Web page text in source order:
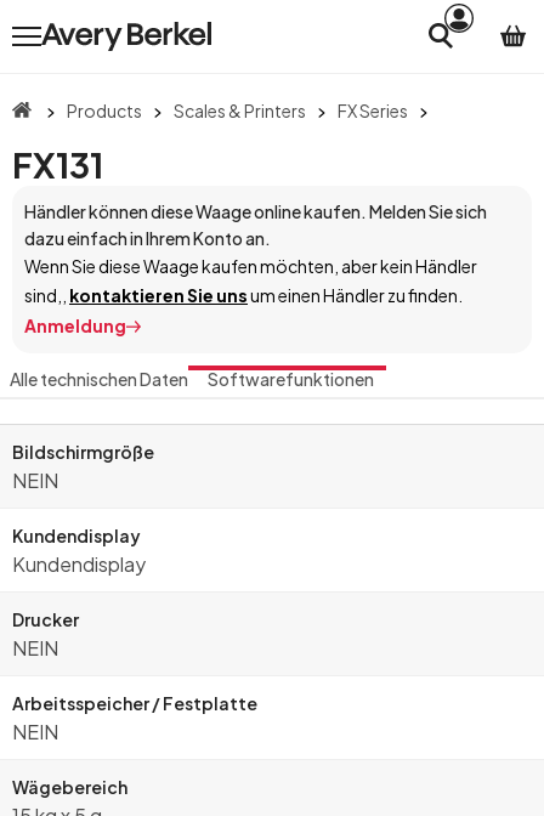
Products Scales & Printers FX Series
FX131
Händler können diese Waage online kaufen. Melden Sie sich
dazu einfach in Ihrem Konto an.
Wenn Sie diese Waage kaufen möchten, aber kein Händler
sind,
kontaktieren Sie unsum einen Händler zu finden.
Anmeldung
Alle technischen Daten Softwarefunktionen
Bildschirmgröße
NEIN
Kundendisplay
Kundendisplay
Drucker
NEIN
Arbeitsspeicher / Festplatte
NEIN
Wägebereich